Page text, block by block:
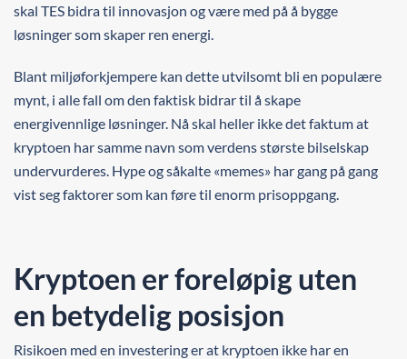
skal TES bidra til innovasjon og være med på å bygge
løsninger som skaper ren energi.
Blant miljøforkjempere kan dette utvilsomt bli en populære
mynt, i alle fall om den faktisk bidrar til å skape
energivennlige løsninger. Nå skal heller ikke det faktum at
kryptoen har samme navn som verdens største bilselskap
undervurderes. Hype og såkalte «memes» har gang på gang
vist seg faktorer som kan føre til enorm prisoppgang.
Kryptoen er foreløpig uten
en betydelig posisjon
Risikoen med en investering er at kryptoen ikke har en